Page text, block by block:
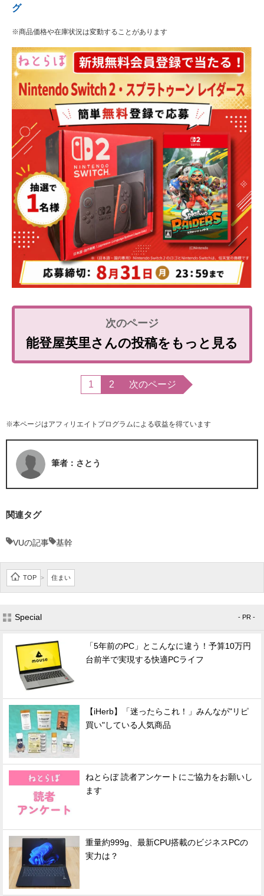
グ
※商品価格や在庫状況は変動することがあります
能登屋英里さんの投稿をもっと見る
1 2 次のページ
※本ページはアフィリエイトプログラムによる収益を得ています
筆者：さとう
関連タグ
VUの記事 基幹
TOP > 住まい
Special - PR -
「5年前のPC」とこんなに違う！予算10万円
台前半で実現する快適PCライフ
【iHerb】「迷ったらこれ！」みんなが"リピ
買い"している人気商品
ねとらぼ 読者アンケートにご協力をお願いし
ます
重量約999g、最新CPU搭載のビジネスPCの
実力は？